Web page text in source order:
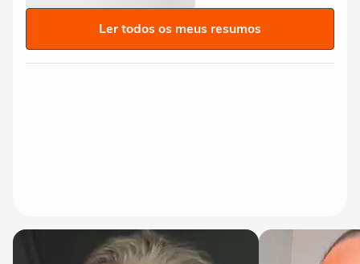
Ler todos os meus resumos